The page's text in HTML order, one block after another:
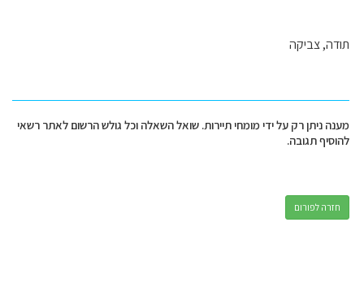
תודה, צביקה
מענה ניתן רק על ידי מומחי תיירות. שואל השאלה וכל גולש הרשום לאתר רשאי
להוסיף תגובה.
חזרה לפורום